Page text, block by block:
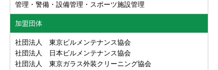
管理・警備・設備管理・スポーツ施設管理
加盟団体
社団法人 東京ビルメンテナンス協会
社団法人 日本ビルメンテナンス協会
社団法人 東京ガラス外装クリーニング協会